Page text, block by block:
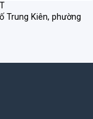
Trung Kiên, phường